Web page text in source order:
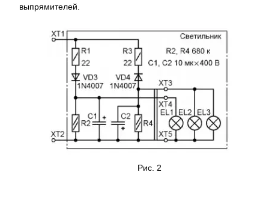
выпрямителей.
Рис. 2